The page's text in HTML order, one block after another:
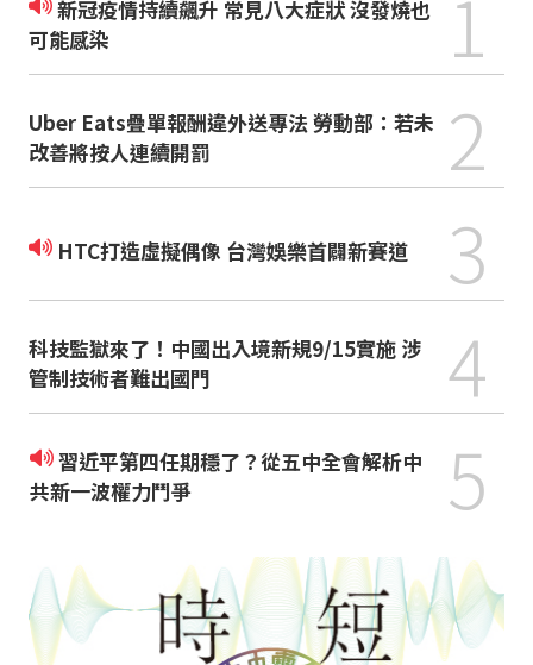
新冠疫情持續飆升 常見八大症狀 沒發燒也
可能感染
1
Uber Eats疊單報酬違外送專法 勞動部：若未
改善將按人連續開罰
2
HTC打造虛擬偶像 台灣娛樂首闢新賽道 3
科技監獄來了！中國出入境新規9/15實施 涉
管制技術者難出國門
4
習近平第四任期穩了？從五中全會解析中
共新一波權力鬥爭
5